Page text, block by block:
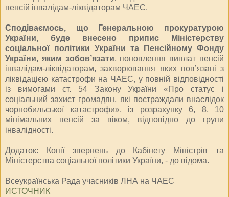
пенсій інвалідам-ліквідаторам ЧАЕС.
Сподіваємось, що Генеральною прокуратурою
України, буде внесено припис Міністерству
соціальної політики України та Пенсійному Фонду
України, яким зобов’язати, поновлення виплат пенсій
інвалідам-ліквідаторам, захворювання яких пов’язані з
ліквідацією катастрофи на ЧАЕС, у повній відповідності
із вимогами ст. 54 Закону України «Про статус і
соціальний захист громадян, які постраждали внаслідок
чорнобильської катастрофи», із розрахунку 6, 8, 10
мінімальних пенсій за віком, відповідно до групи
інвалідності.
Додаток: Копії звернень до Кабінету Міністрів та
Міністерства соціальної політики України, - до відома.
Всеукраїнська Рада учасників ЛНА на ЧАЕС
ИСТОЧНИК